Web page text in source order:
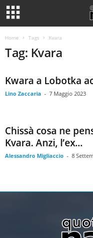
Home Tags Kvara
Tag: Kvara
Kwara a Lobotka
Lino Zaccaria - 7 Maggio 2023
Chissà cosa ne
Kvara. Anzi, l’ex...
Alessandro Migliaccio - 8